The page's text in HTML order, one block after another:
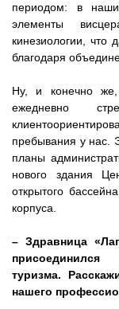
периодом: в
элементы
кинезиологии, что
благодаря
Ну, и конечно
ежедневно
пребывания у нас.
планы
нового здания
открытого
корпуса.
– Здравница
присоединился
туризма.
нашего